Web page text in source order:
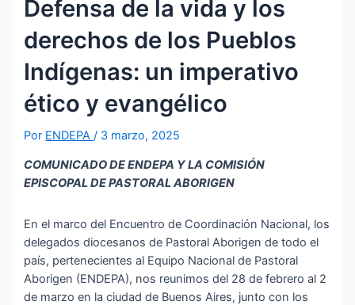
Defensa de la vida y los
derechos de los Pueblos
Indígenas: un imperativo
ético y evangélico
Por ENDEPA/ 3 marzo, 2025
COMUNICADO DE ENDEPA Y LA COMISIÓN
EPISCOPAL DE PASTORAL ABORIGEN
En el marco del Encuentro de Coordinación Nacional, los
delegados diocesanos de Pastoral Aborigen de todo el
país, pertenecientes al Equipo Nacional de Pastoral
Aborigen (ENDEPA), nos reunimos del 28 de febrero al 2
de marzo en la ciudad de Buenos Aires, junto con los